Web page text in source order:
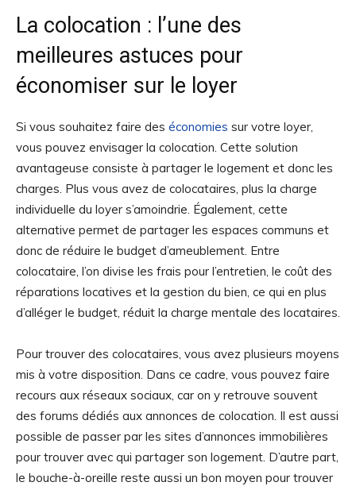
La colocation : l’une des
meilleures astuces pour
économiser sur le loyer
Si vous souhaitez faire des économies sur votre loyer,
vous pouvez envisager la colocation. Cette solution
avantageuse consiste à partager le logement et donc les
charges. Plus vous avez de colocataires, plus la charge
individuelle du loyer s’amoindrie. Également, cette
alternative permet de partager les espaces communs et
donc de réduire le budget d’ameublement. Entre
colocataire, l’on divise les frais pour l’entretien, le coût des
réparations locatives et la gestion du bien, ce qui en plus
d’alléger le budget, réduit la charge mentale des locataires.
Pour trouver des colocataires, vous avez plusieurs moyens
mis à votre disposition. Dans ce cadre, vous pouvez faire
recours aux réseaux sociaux, car on y retrouve souvent
des forums dédiés aux annonces de colocation. Il est aussi
possible de passer par les sites d’annonces immobilières
pour trouver avec qui partager son logement. D’autre part,
le bouche-à-oreille reste aussi un bon moyen pour trouver